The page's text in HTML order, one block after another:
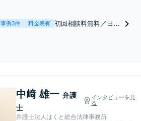
事例3件 料金表有
初回相談料無料／日曜
中﨑 雄一 弁護
士
インタビューを見
る
弁護士法人はくと総合法律事務所